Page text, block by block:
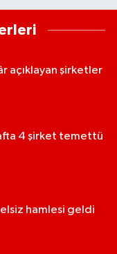
açıklayan şirketler
4 şirket temettü
hamlesi geldi